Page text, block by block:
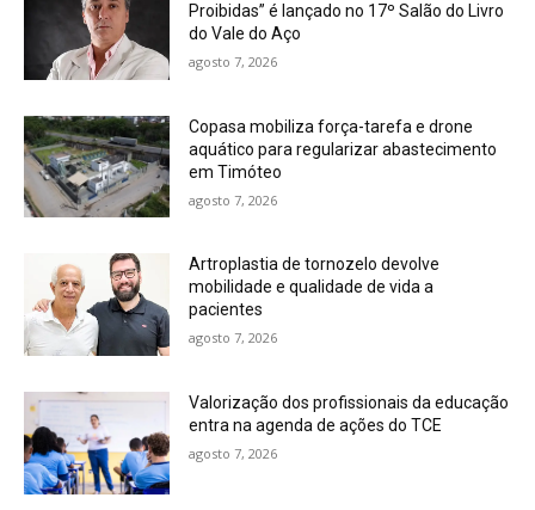
Proibidas” é lançado no 17º Salão do Livro
do Vale do Aço
agosto 7, 2026
Copasa mobiliza força-tarefa e drone
aquático para regularizar abastecimento
em Timóteo
agosto 7, 2026
Artroplastia de tornozelo devolve
mobilidade e qualidade de vida a
pacientes
agosto 7, 2026
Valorização dos profissionais da educação
entra na agenda de ações do TCE
agosto 7, 2026